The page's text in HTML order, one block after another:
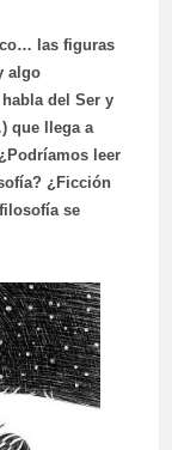
las figuras
algo
del Ser y
que llega a
leer
¿Ficción
se